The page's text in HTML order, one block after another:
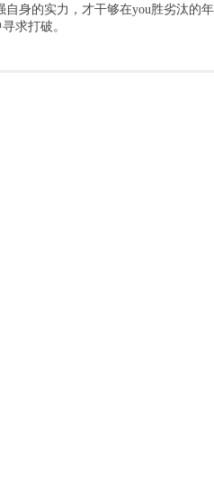
自身的实力，才干够在you胜劣汰的
求打破。